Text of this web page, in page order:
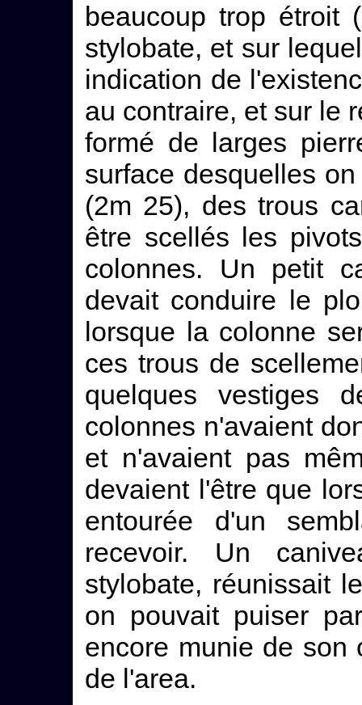
beaucoup trop étroit
stylobate, et sur
indication de
au contraire, et sur le
formé de larges
surface desquelles
(2m 25), des trous
être scellés les
colonnes. Un petit
devait conduire le
lorsque la colonne
ces trous de
quelques
colonnes n'avaient
et n'avaient pas
devaient l'être que
entourée d'un
recevoir. Un
stylobate, réunissait
on pouvait puiser
encore munie de son
de l'area.